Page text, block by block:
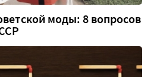
моды: 8 вопросов